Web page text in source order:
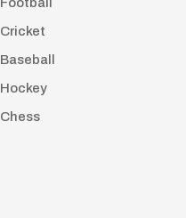
Cricket
Baseball
Hockey
Chess